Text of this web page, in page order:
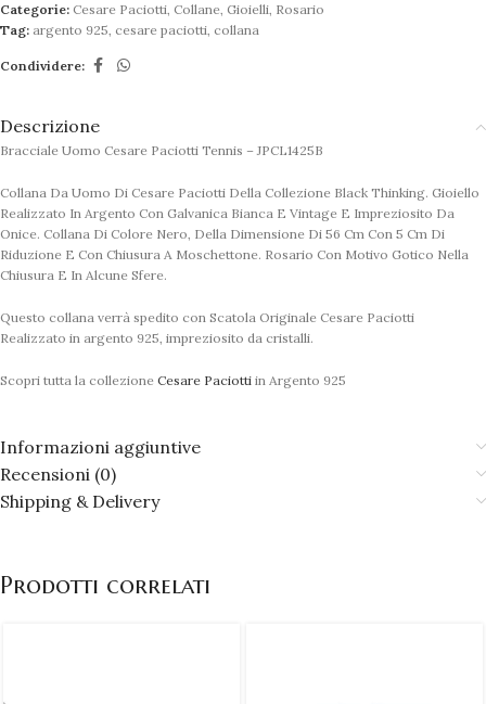
Categorie: Cesare Paciotti, Collane, Gioielli, Rosario
Tag: argento 925, cesare paciotti, collana
Condividere:
Descrizione
Bracciale Uomo Cesare Paciotti Tennis – JPCL1425B
Collana Da Uomo Di Cesare Paciotti Della Collezione Black Thinking. Gioiello
Realizzato In Argento Con Galvanica Bianca E Vintage E Impreziosito Da
Onice. Collana Di Colore Nero, Della Dimensione Di 56 Cm Con 5 Cm Di
Riduzione E Con Chiusura A Moschettone. Rosario Con Motivo Gotico Nella
Chiusura E In Alcune Sfere.
Questo collana verrà spedito con Scatola Originale Cesare Paciotti
Realizzato in argento 925, impreziosito da cristalli.
Scopri tutta la collezione Cesare Paciotti in Argento 925
Informazioni aggiuntive
Recensioni (0)
Shipping & Delivery
Prodotti correlati